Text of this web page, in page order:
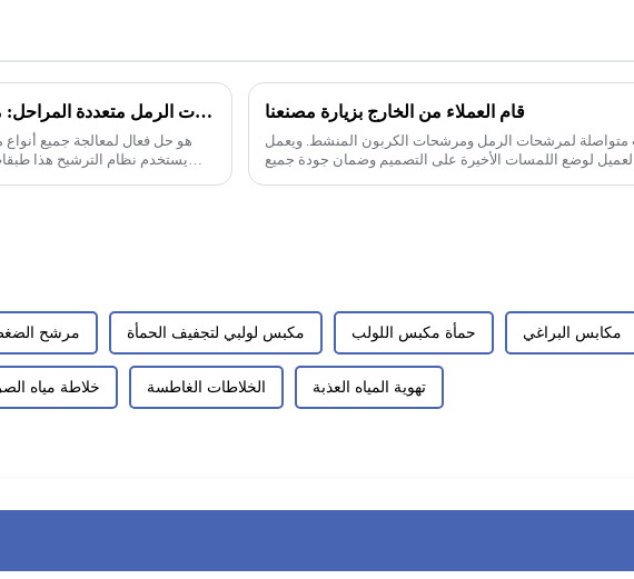
مرشحات الرمل متعددة المراحل: مناسبة لمعالجة مياه الصرف الصناعي المختلفة
يستخدم نظام الترشيح هذا
قام العملاء من الخارج بزيارة مصنعنا
متواصلة لمرشحات الرمل ومرشحات الكربون المنشط. ويعمل
لوضع اللمسات الأخيرة على التصميم وضمان جودة جميع
مرشح مكبس لولبي لتجفيف الحمأة حمأة مكبس اللولب مكابس البراغي
خلاطة مياه الخلاطات الغاطسة تهوية المياه العذبة